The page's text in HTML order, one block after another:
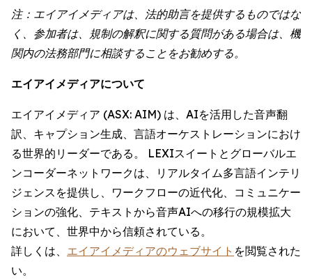
注：エイアイメディアは、法的助言を提供するものではな
く、参加者は、規制の解釈に関する質問がある場合は、機
関内の法務部門に相談することをお勧めする。
エイアイメディアについて
エイアイメディア (ASX: AIM) は、AIを活用した音声翻
訳、キャプション生成、言語オーケストレーションにおけ
る世界的リーダーである。 LEXIスイートとグローバルエ
ンコーダーネットワークは、リアルタイム多言語インテリ
ジェンスを提供し、ワークフローの近代化、コミュニケー
ションの強化、テキストから音声AIへの移行の規模拡大
において、世界中から信頼されている。
詳しくは、 エイアイメディアのウェブサイト を閲覧された
い。